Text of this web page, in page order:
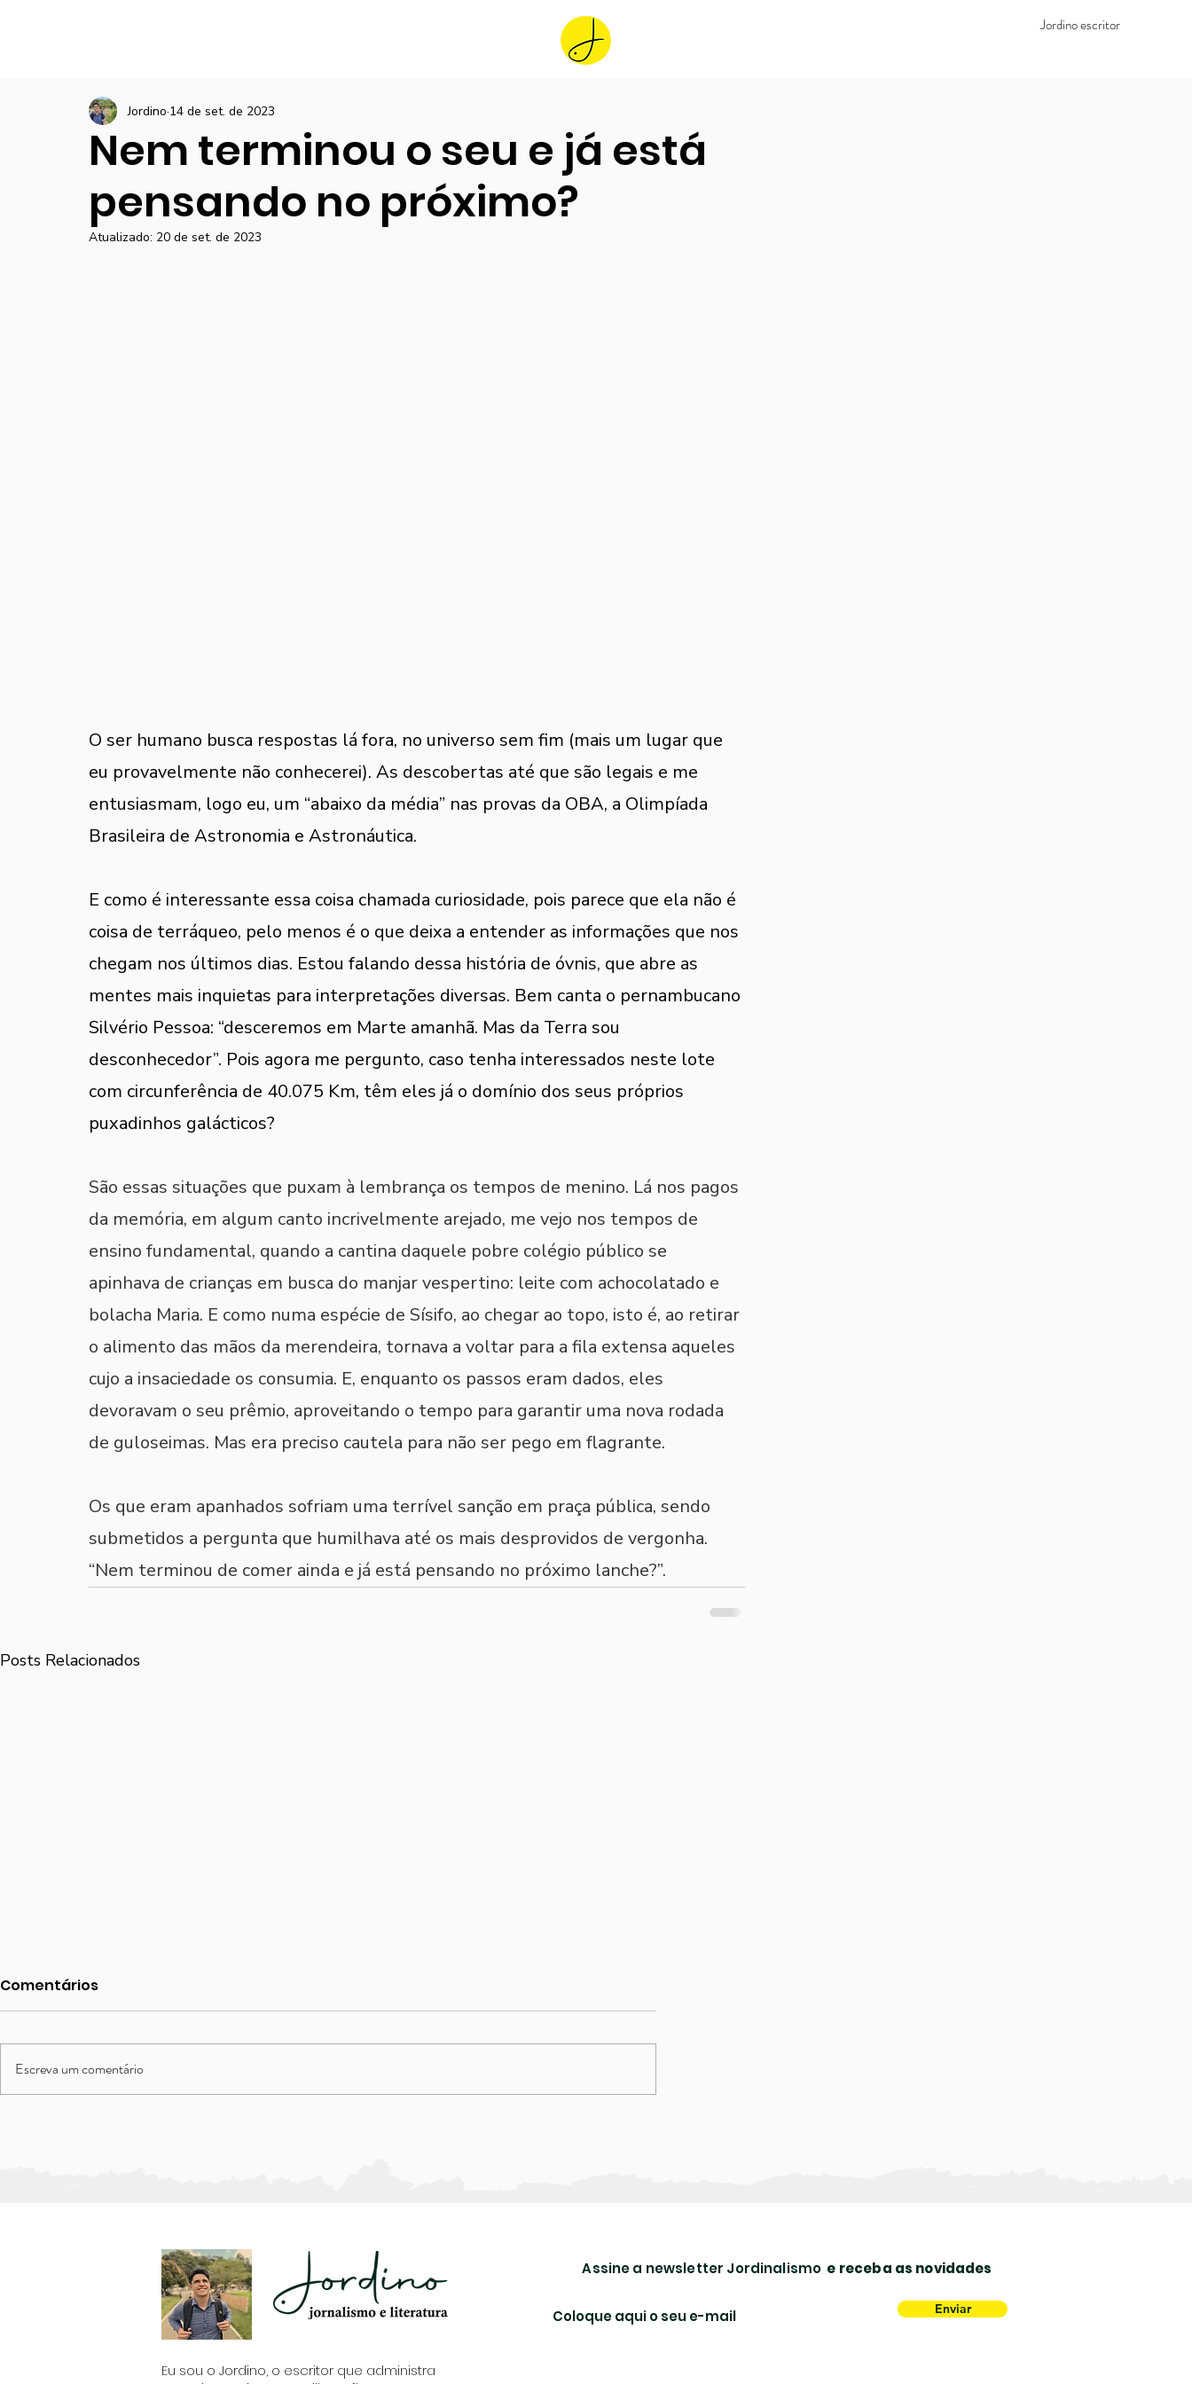
Jordino escritor
Nem terminou o seu e já está
pensando no próximo?
Jordino 14 de set. de 2023
Atualizado: 20 de set. de 2023
O ser humano busca respostas lá fora, no universo sem fim (mais um lugar que
eu provavelmente não conhecerei). As descobertas até que são legais e me
entusiasmam, logo eu, um “abaixo da média” nas provas da OBA, a Olimpíada
Brasileira de Astronomia e Astronáutica.
E como é interessante essa coisa chamada curiosidade, pois parece que ela não é
coisa de terráqueo, pelo menos é o que deixa a entender as informações que nos
chegam nos últimos dias. Estou falando dessa história de óvnis, que abre as
mentes mais inquietas para interpretações diversas. Bem canta o pernambucano
Silvério Pessoa: “desceremos em Marte amanhã. Mas da Terra sou
desconhecedor”. Pois agora me pergunto, caso tenha interessados neste lote
com circunferência de 40.075 Km, têm eles já o domínio dos seus próprios
puxadinhos galácticos?
São essas situações que puxam à lembrança os tempos de menino. Lá nos pagos
da memória, em algum canto incrivelmente arejado, me vejo nos tempos de
ensino fundamental, quando a cantina daquele pobre colégio público se
apinhava de crianças em busca do manjar vespertino: leite com achocolatado e
bolacha Maria. E como numa espécie de Sísifo, ao chegar ao topo, isto é, ao retirar
o alimento das mãos da merendeira, tornava a voltar para a fila extensa aqueles
cujo a insaciedade os consumia. E, enquanto os passos eram dados, eles
devoravam o seu prêmio, aproveitando o tempo para garantir uma nova rodada
de guloseimas. Mas era preciso cautela para não ser pego em flagrante.
Os que eram apanhados sofriam uma terrível sanção em praça pública, sendo
submetidos a pergunta que humilhava até os mais desprovidos de vergonha.
“Nem terminou de comer ainda e já está pensando no próximo lanche?”.
Posts Relacionados
Comentários
Escreva um comentário
Eu sou o Jordino, o escritor que administra
Assine a newsletter Jordinalismo e receba as novidades
Enviar